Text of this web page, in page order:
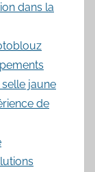
dans la
jaune
de